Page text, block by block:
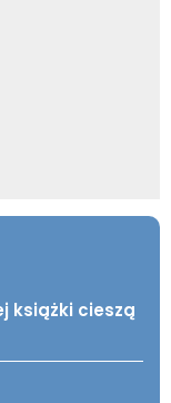
książki cieszą